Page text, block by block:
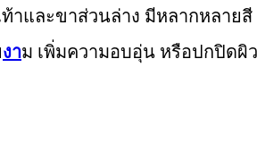
าและขาส่วนล่าง มีหลากหลา
งาม เพิ่มความอบอุ่น หรือปกปิดผิ